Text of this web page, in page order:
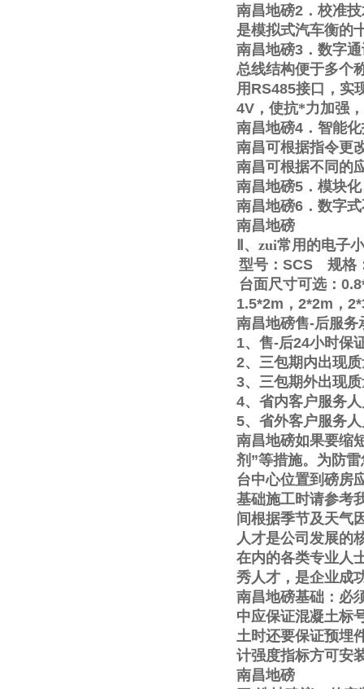
南昌地磅2 ．校准
是模拟式汽车衡的
南昌地磅3 ．数字
总线结构便于多个
用 RS485接口，实
4V ，使抗*力加强
南昌地磅4 ．智能
南昌可根据指令更
南昌可根据不同的
南昌地磅5 ．模块
南昌地磅6 ．数字
南昌地磅
、zui常用的电子
型号： SCS
规格
台面尺寸可选：
1.5*2m ， 2*2m ，
南昌地磅售-后服务
1、售-后24小时保
2、三包期内出现
3、三包期外出现
4、省内客户服务
5、省外客户服务
南昌地磅如果要缩
剂 ”等措施。为防
台中心位置到磅房
基础施工时请参考
间根据季节及天气
人才是公司发展的
在内的各类专业人
秀人才，是企业成
南昌地磅基础：必
中应保证混凝土标
土时还要保证预埋
计强度指标方可安
南昌地磅